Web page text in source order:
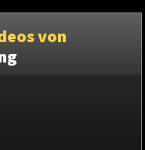
von